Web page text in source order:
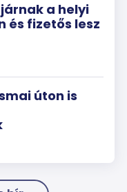
a helyi
és fizetős lesz
úton is